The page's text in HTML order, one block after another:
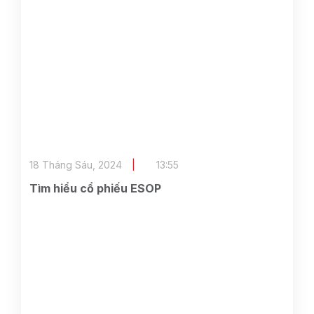
Tìm hiểu cổ phiếu ESOP
18 Tháng Sáu, 2024 13:55